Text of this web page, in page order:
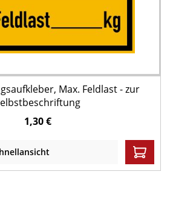
Max. Feldlast - zur
1,30 €